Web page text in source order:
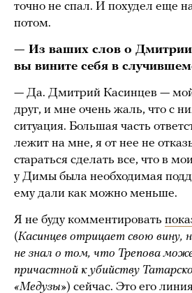
точно не спал. И похудел еще
потом.
— Из ваших слов о Дмитрии
вы вините себя в
— Да. Дмитрий Касинцев —
друг, и мне очень жаль, что с
ситуация. Большая часть
лежит на мне, я от нее не
стараться сделать все, что в
у Димы была необходимая
ему дали как можно меньше.
Я не буду комментировать
(Касинцев отрицает свою вину,
не знал о том, что Трепова
причастной к убийству
«Медузы») сейчас. Это его